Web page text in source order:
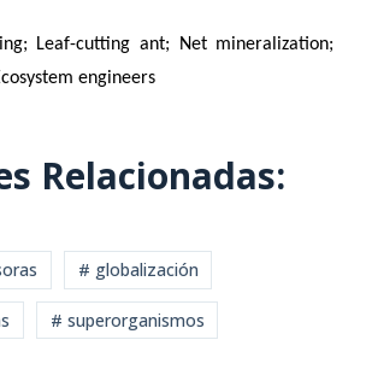
Leaf-cutting ant; Net mineralization;
engineers
Relacionadas:
# globalización
# superorganismos